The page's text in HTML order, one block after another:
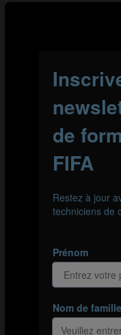
défensive, puisque
rapidement à leur
cas de perte de
Illustration 6 : en phase
se plaçant de chaque